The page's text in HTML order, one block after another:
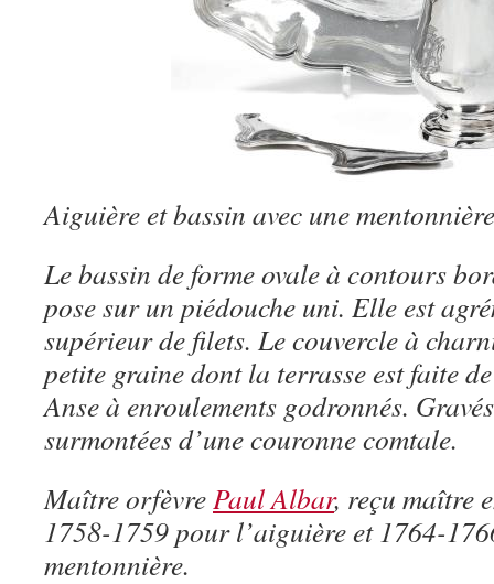
Aiguière et bassin avec une
Le bassin de forme ovale à contours
pose sur un piédouche uni. Elle est
supérieur de filets. Le couvercle à
petite graine dont la terrasse est faite
Anse à enroulements godronnés.
surmontées d’une couronne comtale.
Maître orfèvrePaul Albar, reçu maître
1758-1759 pour l’aiguière et 1764-
mentonnière.